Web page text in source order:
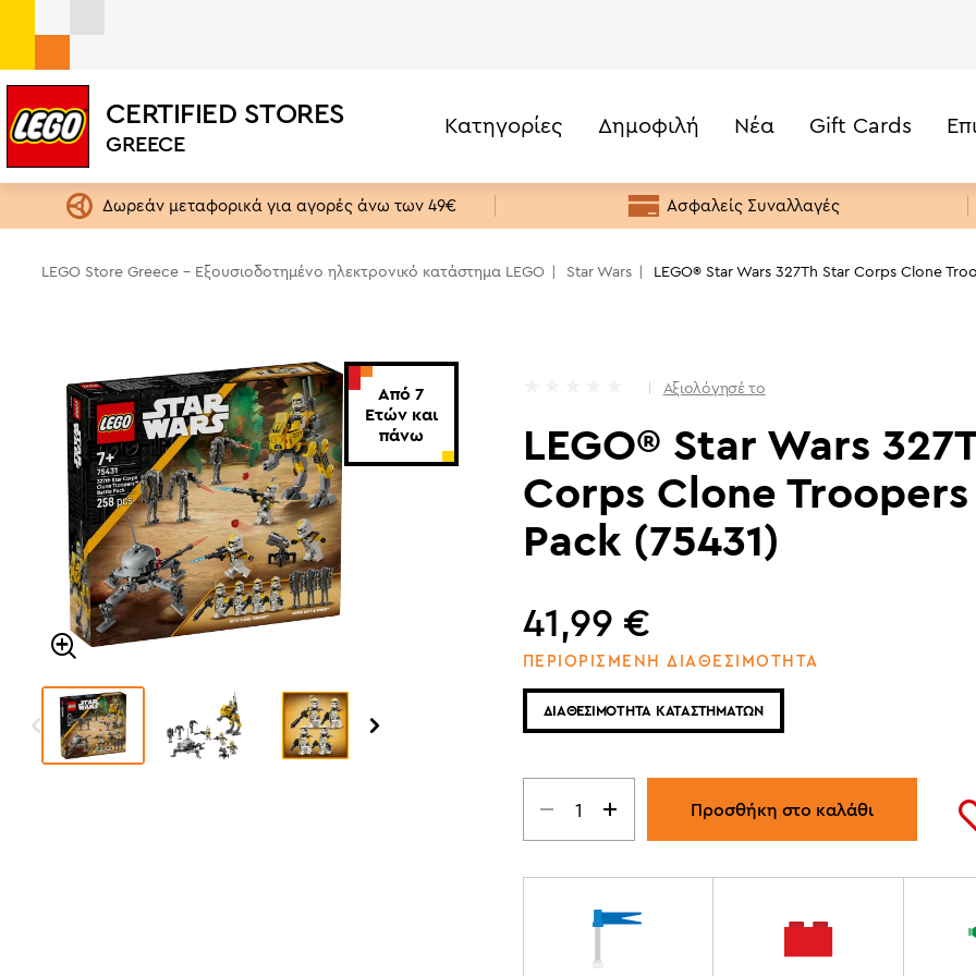
CERTIFIED STORES
GREECE
Κατηγορίες
Σετ ανά Κατηγορία
LEGO One Piece
LEGO Editions
Speed Champions
Star Wars
Brickheadz
Δείτε τα όλα
1,5+ ετών
4+ ετών
18+ ετών
Κάτω από 20€
20€ -50€
Δημοφιλή Νέα Gift Cards
Δωρεάν μεταφορικά για αγορές άνω των 49€ Ασφαλείς Συναλλαγές
LEGO Store Greece - Εξουσιοδοτημένο ηλεκτρονικό κατάστημα LEGO Star Wars LEGO® Star Wars 327Th Star Corps Clone
Από 7
Ετών και
πάνω
Αξιολόγησέ το
LEGO® Star Wars
Corps Clone
Pack (75431)
41,99 €
ΠΕΡΙΟΡΙΣΜΕΝΗ ΔΙΑΘΕΣΙΜΟΤΗΤΑ
ΔΙΑΘΕΣΙΜΟΤΗΤΑ ΚΑΤΑΣΤΗΜΑΤΩΝ
Προσθήκη στο καλάθι
LEGO® Star Wars 327Th Star Corps Clone Troopers Battle Pack (75431) 41,99€